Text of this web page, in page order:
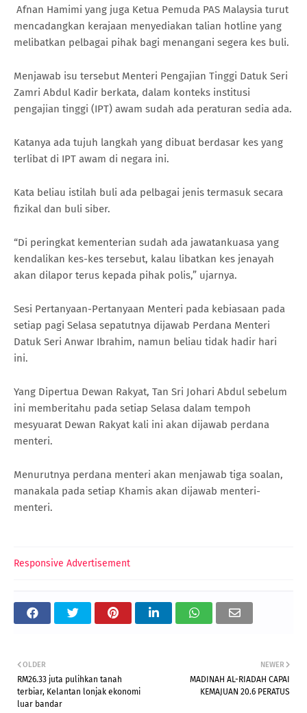
Afnan Hamimi yang juga Ketua Pemuda PAS Malaysia turut
mencadangkan kerajaan menyediakan talian hotline yang
melibatkan pelbagai pihak bagi menangani segera kes buli.
Menjawab isu tersebut Menteri Pengajian Tinggi Datuk Seri
Zamri Abdul Kadir berkata, dalam konteks institusi
pengajian tinggi (IPT) awam sudah ada peraturan sedia ada.
Katanya ada tujuh langkah yang dibuat berdasar kes yang
terlibat di IPT awam di negara ini.
Kata beliau istilah buli ada pelbagai jenis termasuk secara
fizikal dan buli siber.
“Di peringkat kementerian sudah ada jawatankuasa yang
kendalikan kes-kes tersebut, kalau libatkan kes jenayah
akan dilapor terus kepada pihak polis,” ujarnya.
Sesi Pertanyaan-Pertanyaan Menteri pada kebiasaan pada
setiap pagi Selasa sepatutnya dijawab Perdana Menteri
Datuk Seri Anwar Ibrahim, namun beliau tidak hadir hari
ini.
Yang Dipertua Dewan Rakyat, Tan Sri Johari Abdul sebelum
ini memberitahu pada setiap Selasa dalam tempoh
mesyuarat Dewan Rakyat kali ini akan dijawab perdana
menteri.
Menurutnya perdana menteri akan menjawab tiga soalan,
manakala pada setiap Khamis akan dijawab menteri-
menteri.
Responsive Advertisement
NEWER
MADINAH AL-RIADAH CAPAI
KEMAJUAN 20.6 PERATUS
OLDER
RM26.33 juta pulihkan tanah
terbiar, Kelantan lonjak ekonomi
luar bandar